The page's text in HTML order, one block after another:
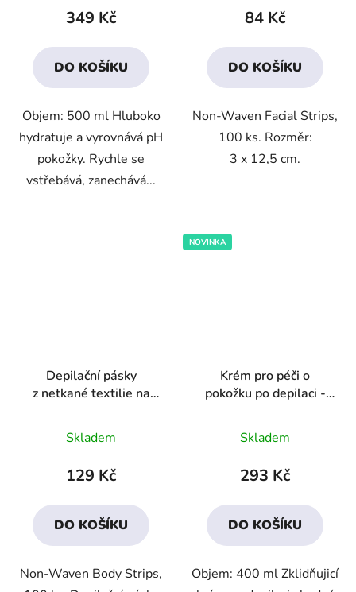
produktu
3,8
z
hvězdiček.
349 Kč
DO KOŠÍKU
Objem: 500 ml Hluboko
hydratuje a vyrovnává pH
pokožky. Rychle se
vstřebává, zanechává...
produktu
3,5
z
hvězdiček.
84 Kč
DO KOŠÍKU
Non-Waven Facial Strips,
100 ks. Rozměr:
3 x 12,5 cm.
Depilační pásky
z netkané textilie na
hodnocení
produktu
4,0
z
hvězdiček.
Skladem
129 Kč
DO KOŠÍKU
Non-Waven Body Strips,
NOVINKA
Krém pro péči o
pokožku po depilaci -
hodnocení
produktu
3,8
z
hvězdiček.
Skladem
293 Kč
DO KOŠÍKU
Objem: 400 ml Zklidňujicí